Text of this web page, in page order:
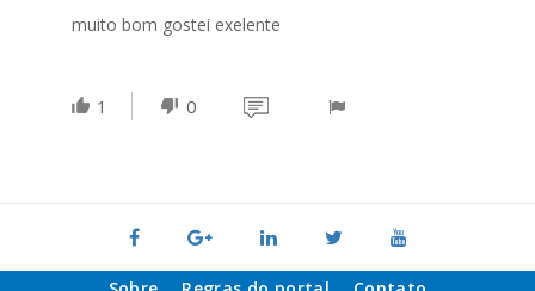
muito bom gostei exelente
1 0